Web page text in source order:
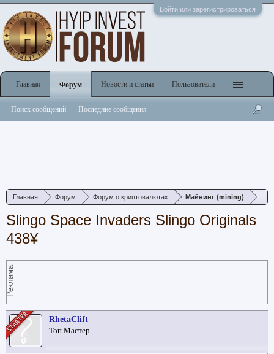
Войти или зарегистрироваться
Главная Форум Форум о криптовалютах Майнинг (mining)
Slingo Space Invaders Slingo Originals
438¥
Реклама
RhetaClift
Топ Мастер
Главная Форум
Поиск сообщений Последние сообщения
Новости и статьи Пользователи